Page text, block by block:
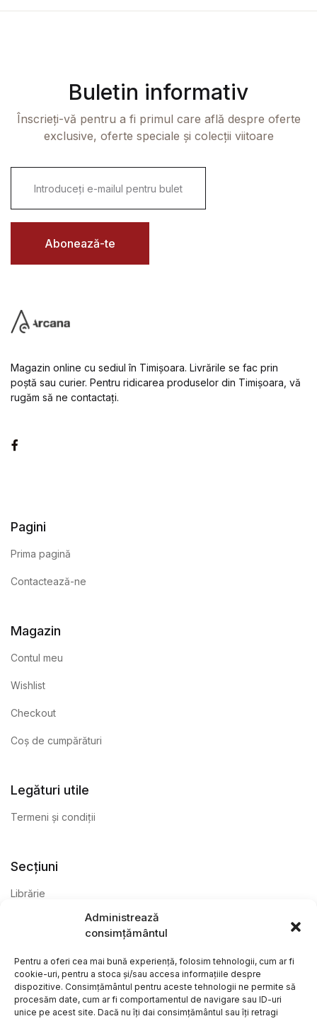
Administrează
consimțământul
Pentru a oferi cea mai bună experiență, folosim tehnologii, cum ar fi
cookie-uri, pentru a stoca și/sau accesa informațiile despre
dispozitive. Consimțământul pentru aceste tehnologii ne permite să
procesăm date, cum ar fi comportamentul de navigare sau ID-uri
unice pe acest site. Dacă nu îți dai consimțământul sau îți retragi
Buletin informativ
Înscrieți-vă pentru a fi primul care află despre oferte
exclusive, oferte speciale și colecții viitoare
i
l
Abonează-te
Magazin online cu sediul în Timișoara. Livrările se fac prin
poștă sau curier. Pentru ridicarea produselor din Timișoara, vă
rugăm să ne contactați.
Pagini
Prima pagină
Contactează-ne
Magazin
Contul meu
Wishlist
Checkout
Coș de cumpărături
Legături utile
Termeni și condiții
Secțiuni
Librărie